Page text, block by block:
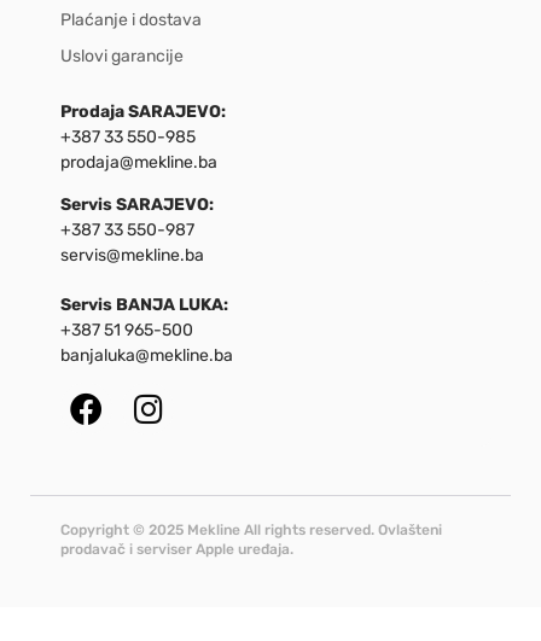
Plaćanje i dostava
Uslovi garancije
Prodaja SARAJEVO:
+387 33 550-985
prodaja@mekline.ba
Servis SARAJEVO:
+387 33 550-987
servis@mekline.ba
Servis BANJA LUKA:
+387 51 965-500
banjaluka@mekline.ba
Copyright © 2025 Mekline All rights reserved. Ovlašteni
prodavač i serviser Apple uređaja.